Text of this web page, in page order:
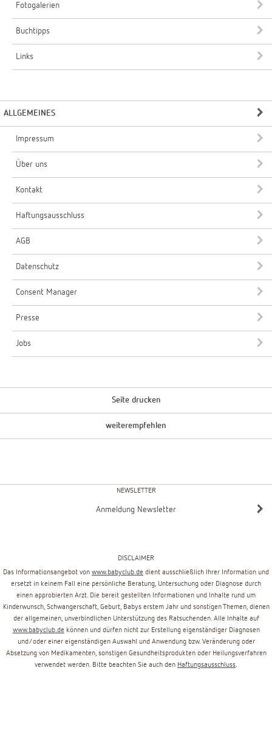
Fotogalerien
Buchtipps
Links
ALLGEMEINES
Impressum
Über uns
Kontakt
Haftungsausschluss
AGB
Datenschutz
Consent Manager
Presse
Jobs
Seite drucken
weiterempfehlen
NEWSLETTER
Anmeldung Newsletter
DISCLAIMER
Das Informationsangebot von www.babyclub.de dient ausschließlich Ihrer Information und
ersetzt in keinem Fall eine persönliche Beratung, Untersuchung oder Diagnose durch
einen approbierten Arzt. Die bereit gestellten Informationen und Inhalte rund um
Kinderwunsch, Schwangerschaft, Geburt, Babys erstem Jahr und sonstigen Themen, dienen
der allgemeinen, unverbindlichen Unterstützung des Ratsuchenden. Alle Inhalte auf
www.babyclub.de können und dürfen nicht zur Erstellung eigenständiger Diagnosen
und/oder einer eigenständigen Auswahl und Anwendung bzw. Veränderung oder
Absetzung von Medikamenten, sonstigen Gesundheitsprodukten oder Heilungsverfahren
verwendet werden. Bitte beachten Sie auch den Haftungsausschluss.